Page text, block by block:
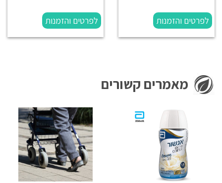
לפרטים והזמנות לפרטים והזמנות
מאמרים קשורים